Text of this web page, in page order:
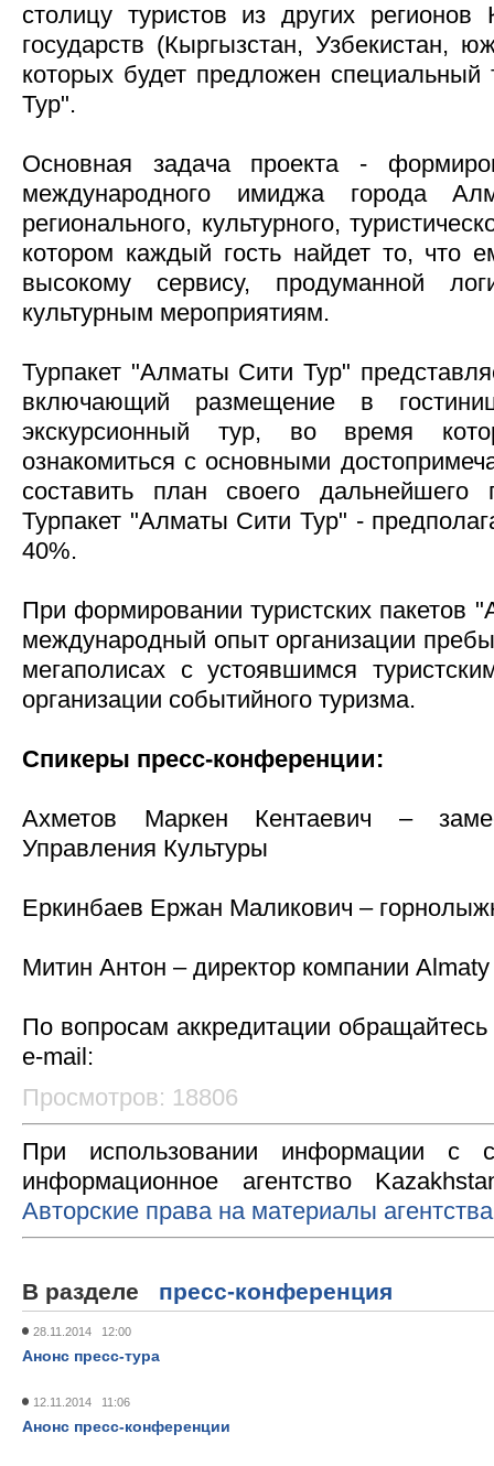
столицу туристов из других регионов
государств (Кыргызстан, Узбекистан,
которых будет предложен
Тур".
Основная задача проекта -
международного имиджа города
регионального, культурного,
котором каждый гость найдет то, что
высокому сервису, продуманной
культурным мероприятиям.
Турпакет "Алматы Сити Тур"
включающий размещение в
экскурсионный тур, во время
ознакомиться с основными
составить план своего
Турпакет "Алматы Сити Тур" -
40%.
При формировании туристских пакетов
международный опыт организации
мегаполисах с устоявшимся
организации событийного туризма.
Спикеры пресс-конференции:
Ахметов Маркен Кентаевич –
Управления Культуры
Еркинбаев Ержан Маликович –
Митин Антон – директор компании
По вопросам аккредитации
e-mail:
Просмотров: 18806
При использовании информации с
информационное агентство
Авторские права на материалы
В разделе пресс-конференция
28.11.2014 12:00
Анонс пресс-тура
12.11.2014 11:06
Анонс пресс-конференции